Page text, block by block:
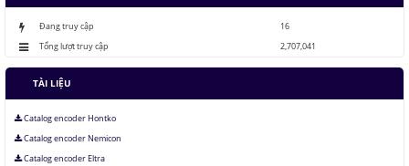
Đang truy cập
16
Tổng lượt truy cập
2,707,041
TÀI LIỆU
Catalog encoder Hontko
Catalog encoder Nemicon
Catalog encoder Eltra